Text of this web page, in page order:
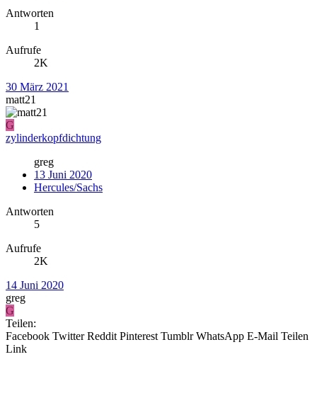
Antworten
1
Aufrufe
2K
30 März 2021
matt21
G
zylinderkopfdichtung
greg
13 Juni 2020
Hercules/Sachs
Antworten
5
Aufrufe
2K
14 Juni 2020
greg
G
Teilen:
Facebook Twitter Reddit Pinterest Tumblr WhatsApp E-Mail Teilen
Link